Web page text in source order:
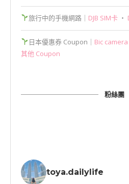
旅行中的手機網路｜ DJB SIM卡‧
日本優惠券 Coupon｜ Bic camera
其他 Coupon
粉絲團
toya.dailylife